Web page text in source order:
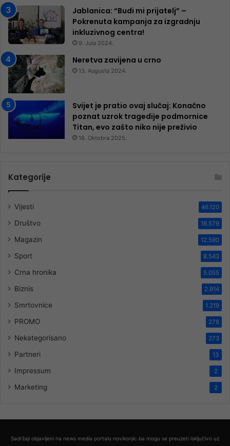
Jablanica: “Budi mi prijatelj” –
Pokrenuta kampanja za izgradnju
inkluzivnog centra!
9. Jula 2024.
Neretva zavijena u crno
13. Augusta 2024.
Svijet je pratio ovaj slučaj: Konačno
poznat uzrok tragedije podmornice
Titan, evo zašto niko nije preživio
16. Oktobra 2025.
Kategorije
Vijesti 46.120
Društvo 18.579
Magazin 12.590
Sport 8.543
Crna hronika 5.055
Biznis 2.914
Smrtovnice 1.219
PROMO 278
Nekategorisano 273
Partneri 13
Impressum 2
Marketing 2
Sadržaji objavljeni na news media portalu novikonjic.ba mogu se preuzeti isključivo uz